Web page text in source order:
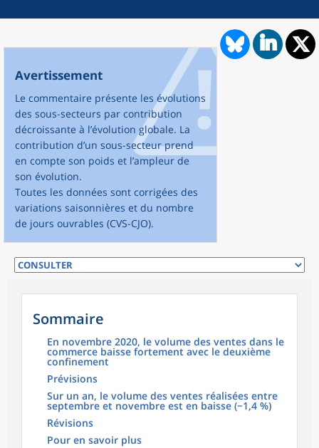
Avertissement
Le commentaire présente les évolutions
des sous-secteurs par contribution
décroissante à l’évolution globale. La
contribution d’un sous-secteur prend
en compte son poids et l’ampleur de
son évolution.
Toutes les données sont corrigées des
variations saisonnières et du nombre
de jours ouvrables (CVS-CJO).
Sommaire
En novembre 2020, le volume des ventes dans le
commerce baisse fortement avec le deuxième
confinement
Prévisions
Sur un an, le volume des ventes réalisées entre
septembre et novembre est en baisse (−1,4 %)
Révisions
Pour en savoir plus